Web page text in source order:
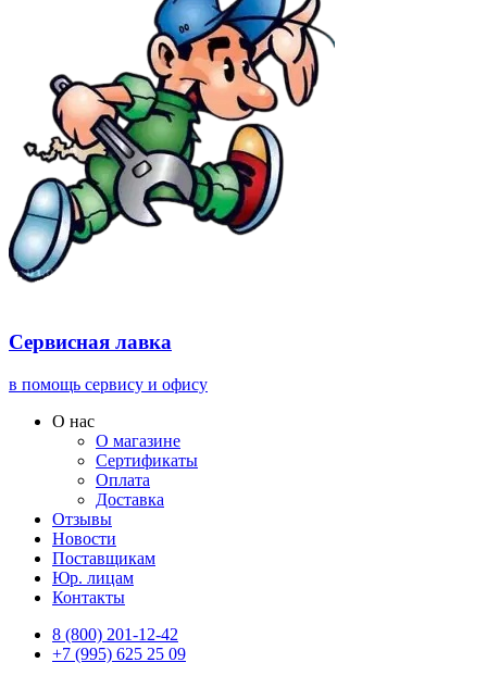
Сервисная лавка
в помощь сервису и офису
О нас
О магазине
Сертификаты
Оплата
Доставка
Отзывы
Новости
Поставщикам
Юр. лицам
Контакты
8 (800) 201-12-42
+7 (995) 625 25 09